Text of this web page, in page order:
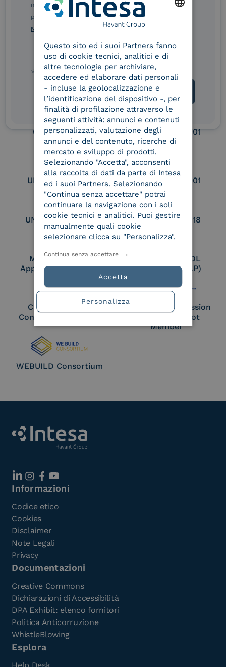
eIDAS Qualified Trust
Service Provider
eIDAS Qualified Trust
Service Provider for
Remote Qualified
Seal Creation
Service Provider e
Aggregatore SPID
Service Provider e
Aggregatore CIE
Conservatore
qualificato
UNI EN ISO 37001
UNI EN ISO 9001 UNI EN ISO 27001
UNI EN ISO 27017 UNI EN ISO 27018
Membro Adobe
Approved Trust List
Certified PEPPOL
Access Point (AP)
Cloud Signature
Consortium Member
European Commission
Large Scale Pilot
Member
WEBUILD Consortium
nelle Norme di tutela della privacy INTESA. Inoltrando il
presente modulo, dichiaro di aver letto e compreso le
Norme di tutela della privacy INTESA .
* campo obbligatorio
Informazioni
Codice etico
Cookies
Disclaimer
Note Legali
Privacy
Documentazioni
Creative Commons
Dichiarazioni di Accessibilità
DPA Exhibit: elenco fornitori
Politica Anticorruzione
WhistleBlowing
Esplora
ITALIAN
Questo sito ed i suoi Partners fanno
uso di cookie tecnici, analitici e di
altre tecnologie per archiviare,
accedere ed elaborare dati personali
- incluse la geolocalizzazione e
l’identificazione del dispositivo -, per
finalità di profilazione attraverso le
seguenti attività: annunci e contenuti
personalizzati, valutazione degli
annunci e del contenuto, ricerche di
mercato e sviluppo di prodotti.
Selezionando "Accetta", acconsenti
alla raccolta di dati da parte di Intesa
ed i suoi Partners. Selezionando
"Continua senza accettare" potrai
continuare la navigazione con i soli
cookie tecnici e analitici. Puoi gestire
manualmente quali cookie
selezionare clicca su "Personalizza".
Accetta
Continua senza accettare
Personalizza